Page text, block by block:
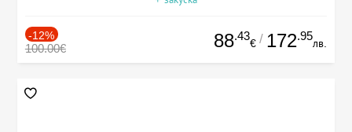
-12%
100.00€ 88.43
€ / 172.95
лв.